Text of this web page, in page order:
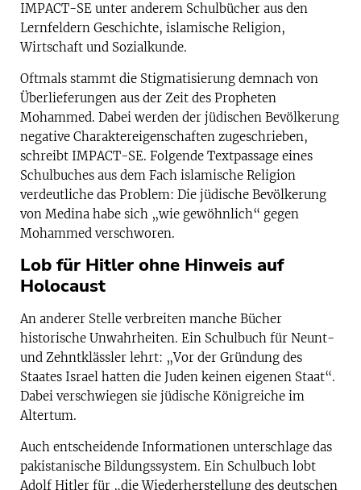
IMPACT-SE unter anderem Schulbücher aus den
Lernfeldern Geschichte, islamische Religion,
Wirtschaft und Sozialkunde.
Oftmals stammt die Stigmatisierung demnach von
Überlieferungen aus der Zeit des Propheten
Mohammed. Dabei werden der jüdischen Bevölkerung
negative Charaktereigenschaften zugeschrieben,
schreibt IMPACT-SE. Folgende Textpassage eines
Schulbuches aus dem Fach islamische Religion
verdeutliche das Problem: Die jüdische Bevölkerung
von Medina habe sich „wie gewöhnlich“ gegen
Mohammed verschworen.
Lob für Hitler ohne Hinweis auf
Holocaust
An anderer Stelle verbreiten manche Bücher
historische Unwahrheiten. Ein Schulbuch für Neunt-
und Zehntklässler lehrt: „Vor der Gründung des
Staates Israel hatten die Juden keinen eigenen Staat“.
Dabei verschwiegen sie jüdische Königreiche im
Altertum.
Auch entscheidende Informationen unterschlage das
pakistanische Bildungssystem. Ein Schulbuch lobt
Adolf Hitler für „die Wiederherstellung des deutschen